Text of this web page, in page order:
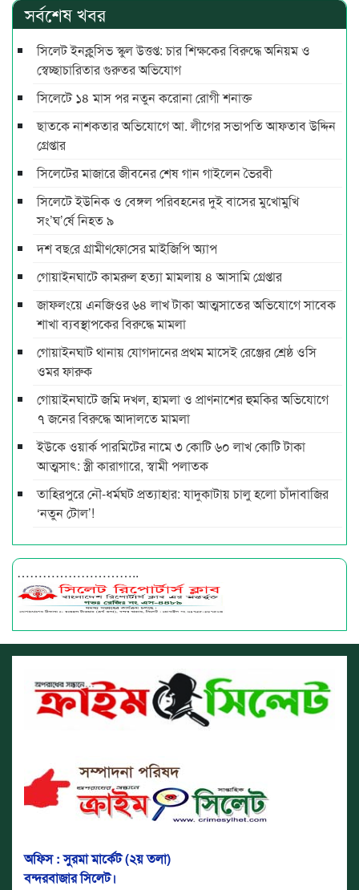
সর্বশেষ খবর
সিলেট ইনক্লুসিভ স্কুল উত্তপ্ত: চার শিক্ষকের বিরুদ্ধে অনিয়ম ও
স্বেচ্ছাচারিতার গুরুতর অভিযোগ
সিলেটে ১৪ মাস পর নতুন করোনা রোগী শনাক্ত
ছাতকে নাশকতার অভিযোগে আ. লীগের সভাপ‌তি আফতাব উদ্দিন
গ্রেপ্তার
সিলেটের মাজারে জীবনের শেষ গান গাইলেন ভৈরবী
সিলেটে ইউনিক ও বেঙ্গল পরিবহনের দুই বাসের মুখোমুখি
সং’ঘ’র্ষে নিহত ৯
দশ বছ‌রে গ্রামীণ‌ফো‌সের মাইজিপি অ্যাপ
গোয়াইনঘাটে কামরুল হত্যা মামলায় ৪ আসামি গ্রেপ্তার
জাফলংয়ে এনজিওর ৬৪ লাখ টাকা আত্মসাতের অভিযোগে সাবেক
শাখা ব্যবস্থাপকের বিরুদ্ধে মামলা
গোয়াইনঘাট থানায় যোগদানের প্রথম মাসেই রেঞ্জের শ্রেষ্ঠ ওসি
ওমর ফারুক
গোয়াইনঘাটে জমি দখল, হামলা ও প্রাণনাশের হুমকির অভিযোগে
৭ জনের বিরুদ্ধে আদালতে মামলা
ইউকে ওয়ার্ক পারমিটের নামে ৩ কোটি ৬০ লাখ কোটি টাকা
আত্মসাৎ: স্ত্রী কারাগারে, স্বামী পলাতক
তাহিরপুরে নৌ-ধর্মঘট প্রত্যাহার: যাদুকাটায় চালু হলো চাঁদাবাজির
‘নতুন টোল’!
………………………..
অফিস : সুরমা মার্কেট (২য় তলা)
বন্দরবাজার সিলেট।